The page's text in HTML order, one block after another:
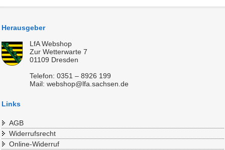
Herausgeber
LfA Webshop
Zur Wetterwarte 7
01109 Dresden
Telefon: 0351 – 8926 199
Mail: webshop@lfa.sachsen.de
Links
AGB
Widerrufsrecht
Online-Widerruf